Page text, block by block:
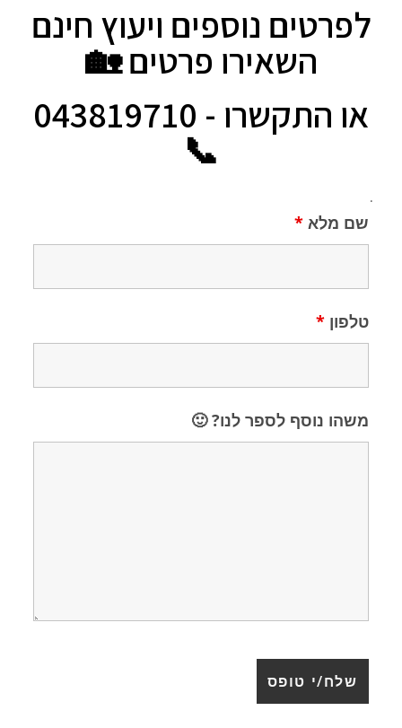
לפרטים נוספים ויעוץ חינם
השאירו פרטים 🏡
או התקשרו - 043819710
📞
.
שם מלא*
טלפון*
משהו נוסף לספר לנו? 🙂